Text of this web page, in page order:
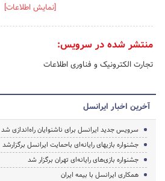
[نمایش اطلاعات]
منتشر شده در سرویس:
تجارت الکترونیک و فناوری اطلاعات
آخرین اخبار ایرانسل
سرویس جدید ایرانسل برای ناشنوایان راه‌اندازی شد
جشنواره بازیهای رایانه‌ای باحمایت ایرانسل برگزارشد
جشنواره بازی‌های رایانه‌ای تهران برگزار شد
همکاری ایرانسل با بیمه ایران